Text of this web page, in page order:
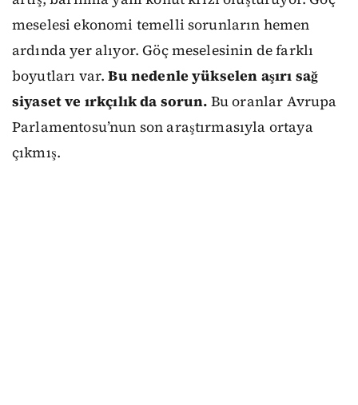
meselesi ekonomi temelli sorunların hemen
ardında yer alıyor. Göç meselesinin de farklı
boyutları var.Bu nedenle yükselen aşırı sağ
siyaset ve ırkçılık da sorun. Bu oranlar Avrupa
Parlamentosu’nun son araştırmasıyla ortaya
çıkmış.